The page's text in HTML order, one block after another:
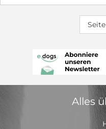
Büro zu nehmen, sodass
Wichtig ist uns vor allem
abzugeben hat oder einen
über Nachrichten . Lg
Alles